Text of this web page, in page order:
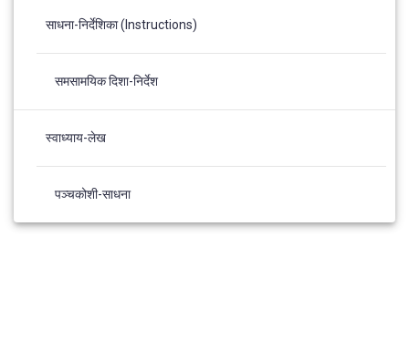
साधना-निर्देशिका (Instructions)
समसामयिक दिशा-निर्देश
स्वाध्याय-लेख
पञ्चकोशी-साधना